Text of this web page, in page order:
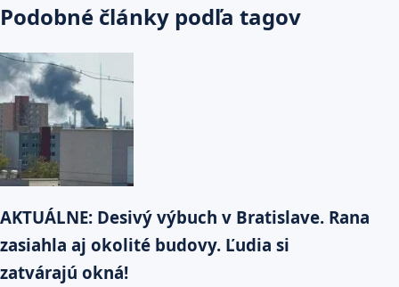
Podobné články podľa tagov
AKTUÁLNE: Desivý výbuch v Bratislave. Rana
zasiahla aj okolité budovy. Ľudia si
zatvárajú okná!